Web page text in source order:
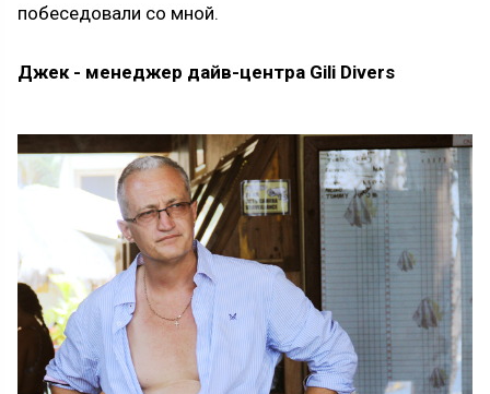
побеседовали со мной.
Джек - менеджер дайв-центра Gili Divers